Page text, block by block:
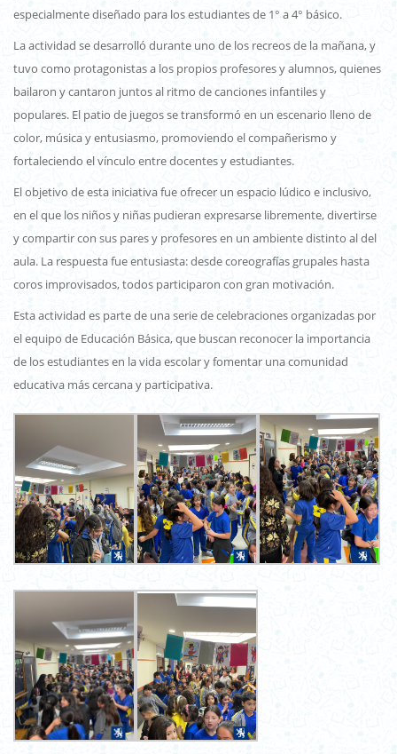
especialmente diseñado para los estudiantes de 1° a 4° básico.
La actividad se desarrolló durante uno de los recreos de la mañana, y
tuvo como protagonistas a los propios profesores y alumnos, quienes
bailaron y cantaron juntos al ritmo de canciones infantiles y
populares. El patio de juegos se transformó en un escenario lleno de
color, música y entusiasmo, promoviendo el compañerismo y
fortaleciendo el vínculo entre docentes y estudiantes.
El objetivo de esta iniciativa fue ofrecer un espacio lúdico e inclusivo,
en el que los niños y niñas pudieran expresarse libremente, divertirse
y compartir con sus pares y profesores en un ambiente distinto al del
aula. La respuesta fue entusiasta: desde coreografías grupales hasta
coros improvisados, todos participaron con gran motivación.
Esta actividad es parte de una serie de celebraciones organizadas por
el equipo de Educación Básica, que buscan reconocer la importancia
de los estudiantes en la vida escolar y fomentar una comunidad
educativa más cercana y participativa.